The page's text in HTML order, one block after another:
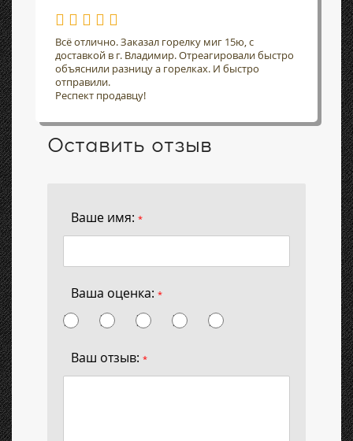
Всё отлично. Заказал горелку миг 15ю, с
доставкой в г. Владимир. Отреагировали быстро
объяснили разницу а горелках. И быстро
отправили.
Респект продавцу!
Оставить отзыв
Ваше имя: *
Ваша оценка: *
Ваш отзыв: *